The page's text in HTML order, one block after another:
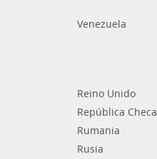
Venezuela
Reino Unido
República Checa
Rumania
Rusia